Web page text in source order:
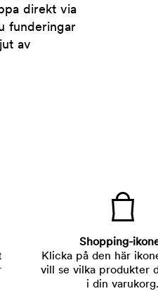
direkt via
funderingar
av
Shopping-
Klicka på den här
vill se vilka produkter
i din varukorg.